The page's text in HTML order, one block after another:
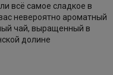
всё самое сладкое в
невероятно ароматный
чай, выращенный в
долине